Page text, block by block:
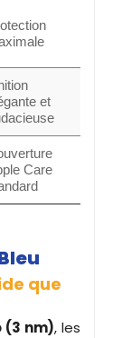
et
Care
que
(3 nm), les